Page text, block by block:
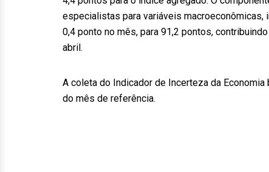
especialistas para variáveis
0,4 ponto no mês, para 91,2 pontos,
abril.
A coleta do Indicador de Incerteza da
do mês de referência.